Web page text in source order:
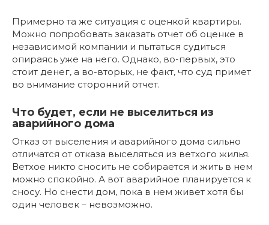
Примерно та же ситуация с оценкой квартиры.
Можно попробовать заказать отчет об оценке в
независимой компании и пытаться судиться
опираясь уже на него. Однако, во-первых, это
стоит денег, а во-вторых, не факт, что суд примет
во внимание сторонний отчет.
Что будет, если не выселиться из
аварийного дома
Отказ от выселения и аварийного дома сильно
отличатся от отказа выселяться из ветхого жилья.
Ветхое никто сносить не собирается и жить в нем
можно спокойно. А вот аварийное планируется к
сносу. Но снести дом, пока в нем живет хотя бы
один человек – невозможно.